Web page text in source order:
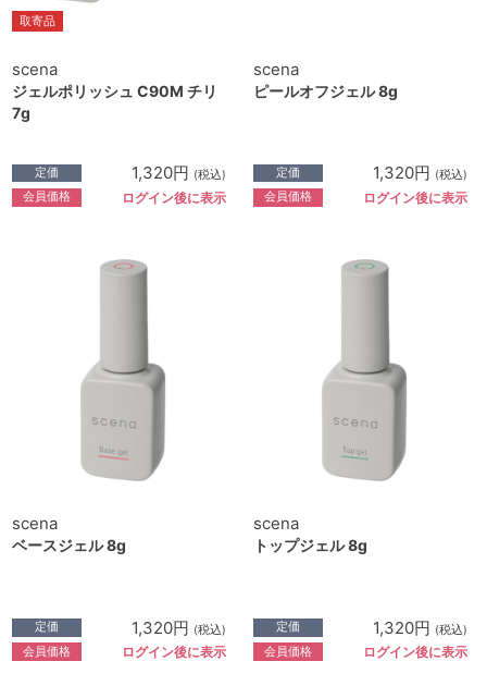
取寄品
scena
ジェルポリッシュ C90M チリ
7g
定価 1,320円 (税込)
会員価格 ログイン後に表示
scena
ピールオフジェル 8g
定価 1,320円 (税込)
会員価格 ログイン後に表示
scena
ベースジェル 8g
定価 1,320円 (税込)
会員価格 ログイン後に表示
scena
トップジェル 8g
定価 1,320円 (税込)
会員価格 ログイン後に表示